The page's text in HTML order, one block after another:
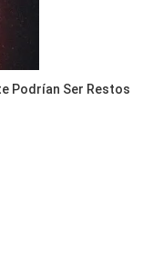
Podrían Ser Restos